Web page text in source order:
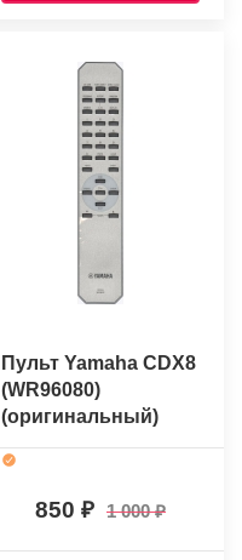
Пульт Yamaha CDX8
(WR96080)
(оригинальный)
850 1 000